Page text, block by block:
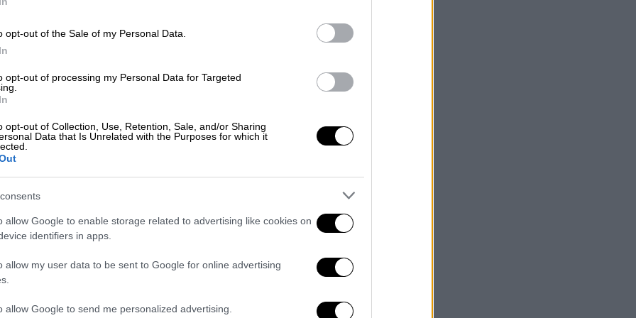
opt-out of the Sale of my Personal Data.
opt-out of processing my Personal Data for Targeted
opt-out of Collection, Use, Retention, Sale, and/or Sharing
Data that Is Unrelated with the Purposes for which it
allow Google to enable storage related to advertising like cookies on
identifiers in apps.
allow my user data to be sent to Google for online advertising
allow Google to send me personalized advertising.
Αθλητισμός 24.10.2025 23:13
έδρα της Βίρτους Μπολόνια
Αθλητισμός |17.10.2025 16:27